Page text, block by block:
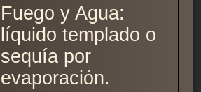
Fuego y Agua:
líquido templado o
sequía por
evaporación.